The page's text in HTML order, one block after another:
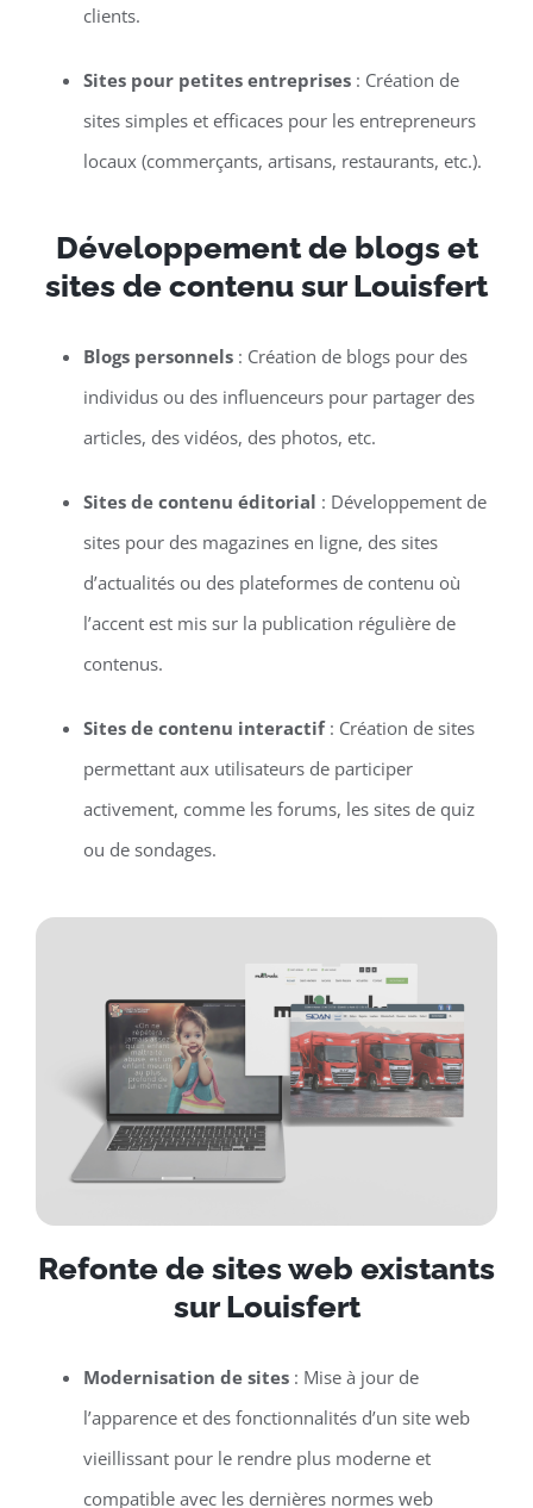
clients.
Sites pour petites entreprises: Création de
sites simples et efficaces pour les entrepreneurs
locaux (commerçants, artisans, restaurants, etc.).
Développement de blogs et
sites de contenu sur Louisfert
Blogs personnels: Création de blogs pour des
individus ou des influenceurs pour partager des
articles, des vidéos, des photos, etc.
Sites de contenu éditorial : Développement de
sites pour des magazines en ligne, des sites
d’actualités ou des plateformes de contenu où
l’accent est mis sur la publication régulière de
contenus.
Sites de contenu interactif: Création de sites
permettant aux utilisateurs de participer
activement, comme les forums, les sites de quiz
ou de sondages.
Refonte de sites web existants
sur Louisfert
Modernisation de sites: Mise à jour de
l’apparence et des fonctionnalités d’un site web
vieillissant pour le rendre plus moderne et
compatible avec les dernières normes web